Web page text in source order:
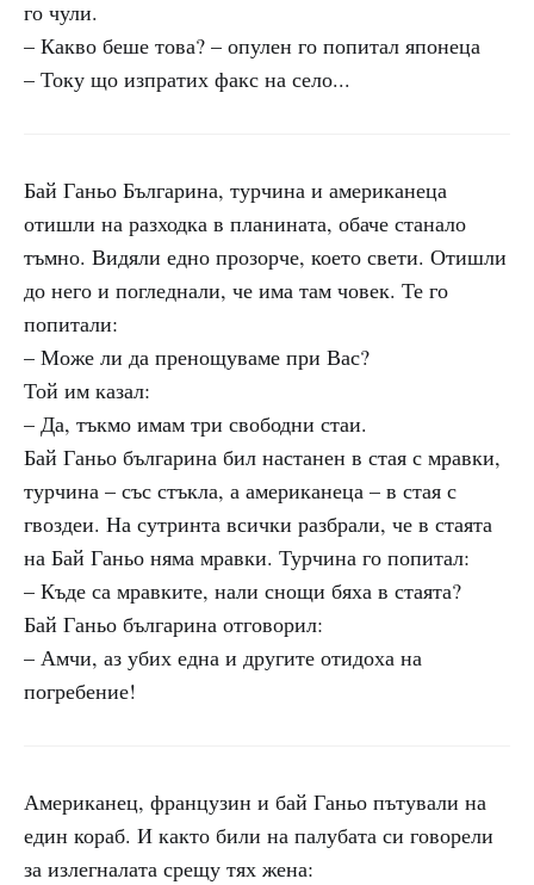
го чули.
– Какво беше това? – опулен го попитал японеца
– Току що изпратих факс на село...
Бай Ганьо Българина, турчина и американеца
отишли на разходка в планината, обаче станало
тъмно. Видяли едно прозорче, което свети. Отишли
до него и погледнали, че има там човек. Те го
попитали:
– Може ли да пренощуваме при Вас?
Той им казал:
– Да, тъкмо имам три свободни стаи.
Бай Ганьо българина бил настанен в стая с мравки,
турчина – със стъкла, а американеца – в стая с
гвоздеи. На сутринта всички разбрали, че в стаята
на Бай Ганьо няма мравки. Турчина го попитал:
– Къде са мравките, нали снощи бяха в стаята?
Бай Ганьо българина отговорил:
– Амчи, аз убих една и другите отидоха на
погребение!
Американец, французин и бай Ганьо пътували на
един кораб. И както били на палубата си говорели
за излегналата срещу тях жена: